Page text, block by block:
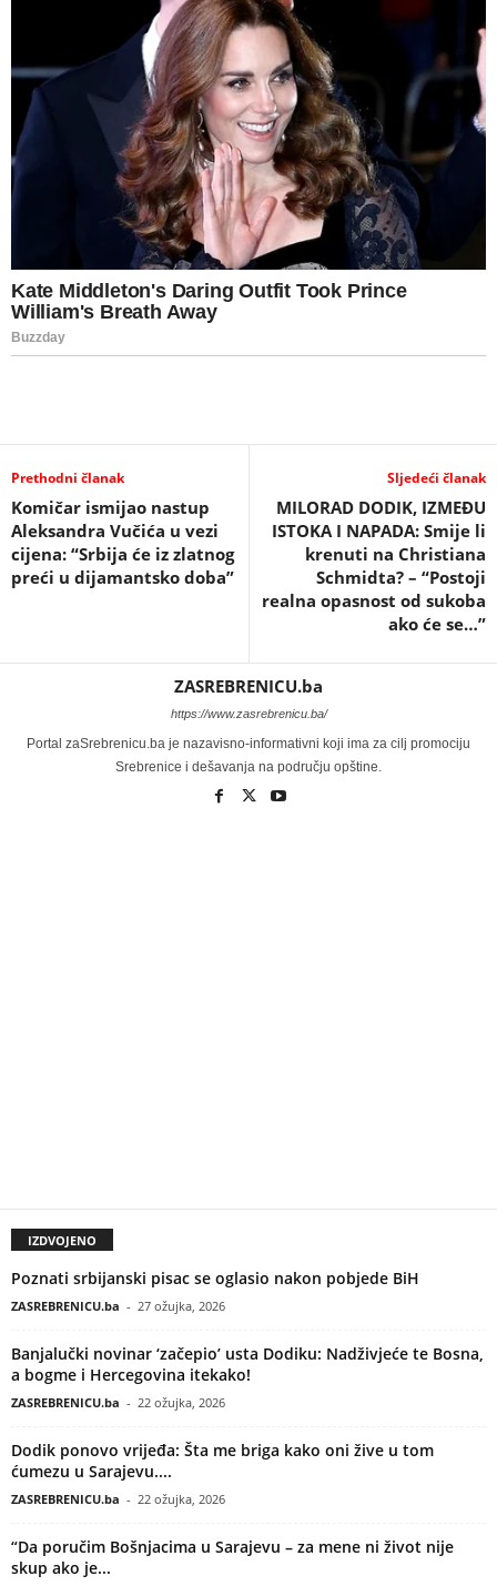
Prethodni članak
Komičar ismijao nastup
Aleksandra Vučića u vezi
cijena: “Srbija će iz zlatnog
preći u dijamantsko doba”
Sljedeći članak
MILORAD DODIK, IZMEĐU
ISTOKA I NAPADA: Smije li
krenuti na Christiana
Schmidta? – “Postoji
realna opasnost od sukoba
ako će se…”
ZASREBRENICU.ba
https://www.zasrebrenicu.ba/
Portal zaSrebrenicu.ba je nazavisno-informativni koji ima za cilj promociju
Srebrenice i dešavanja na području opštine.
IZDVOJENO
Poznati srbijanski pisac se oglasio nakon pobjede BiH
ZASREBRENICU.ba - 27 ožujka, 2026
Banjalučki novinar ‘začepio’ usta Dodiku: Nadživjeće te Bosna,
a bogme i Hercegovina itekako!
ZASREBRENICU.ba - 22 ožujka, 2026
Dodik ponovo vrijeđa: Šta me briga kako oni žive u tom
ćumezu u Sarajevu....
ZASREBRENICU.ba - 22 ožujka, 2026
“Da poručim Bošnjacima u Sarajevu – za mene ni život nije
skup ako je...